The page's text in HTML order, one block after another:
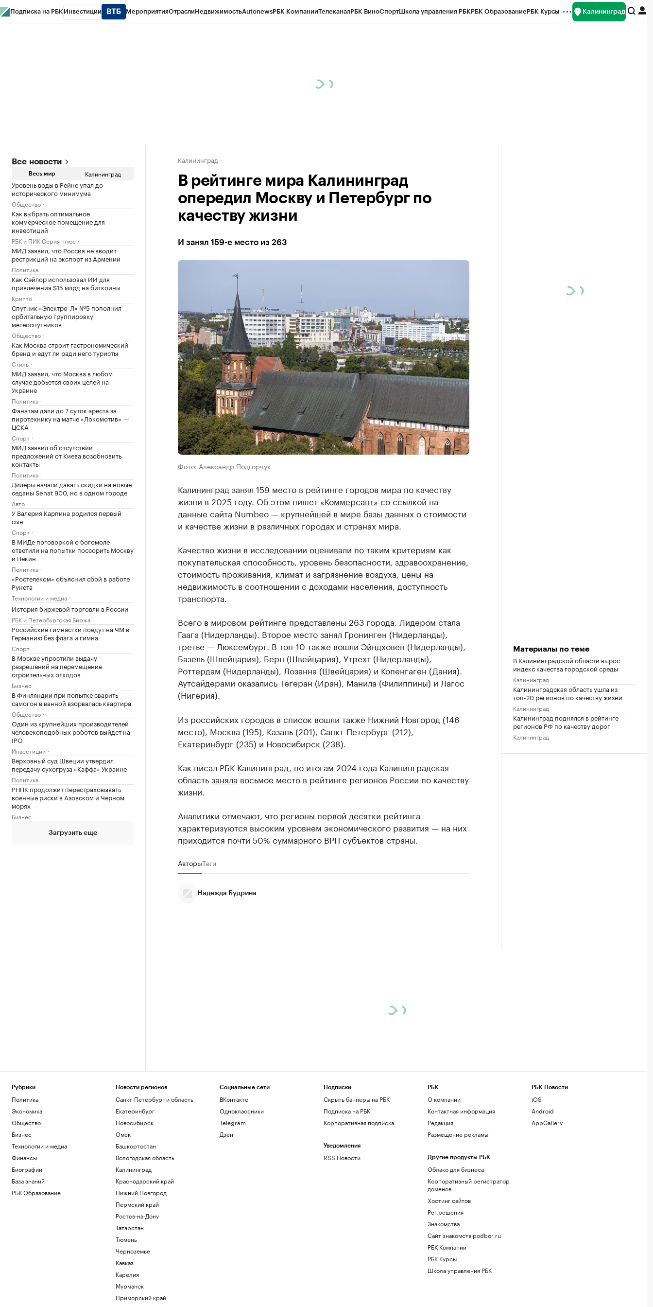
Подписка на РБК Инвестиции МероприятияОтраслиНедвижимостьAutonewsРБК КомпанииТелеканалРБК ВиноСпортШкола управления РБКРБК ОбразованиеРБК Курсы Калининград
Все новости
Весь мир Калининград
Уровень воды в Рейне упал до
исторического минимума
Общество
Как выбрать оптимальное
коммерческое помещение для
инвестиций
РБК и ПИК Серия плюс
МИД заявил, что Россия не вводит
рестрикций на экспорт из Армении
Политика
Как Сэйлор использовал ИИ для
привлечения $15 млрд на биткоины
Крипто
Спутник «Электро-Л» №5 пополнил
орбитальную группировку
метеоспутников
Общество
Как Москва строит гастрономический
бренд и едут ли ради него туристы
Стиль
МИД заявил, что Москва в любом
случае добьется своих целей на
Украине
Политика
Фанатам дали до 7 суток ареста за
пиротехнику на матче «Локомотив» —
ЦСКА
Спорт
МИД заявил об отсутствии
предложений от Киева возобновить
контакты
Политика
Дилеры начали давать скидки на новые
седаны Senat 900, но в одном городе
Авто
У Валерия Карпина родился первый
сын
Спорт
В МИДе поговоркой о богомоле
ответили на попытки поссорить Москву
и Пекин
Политика
«Ростелеком» объяснил сбой в работе
Рунета
Технологии и медиа
История биржевой торговли в России
РБК и Петербургская Биржа
Российские гимнастки поедут на ЧМ в
Германию без флага и гимна
Спорт
В Москве упростили выдачу
разрешений на перемещение
строительных отходов
Бизнес
В Финляндии при попытке сварить
самогон в ванной взорвалась квартира
Общество
Один из крупнейших производителей
человекоподобных роботов выйдет на
IPO
Инвестиции
Верховный суд Швеции утвердил
передачу сухогруза «Каффа» Украине
Политика
РНПК продолжит перестраховывать
военные риски в Азовском и Черном
морях
Бизнес
Загрузить еще
Калининград
В рейтинге мира Калининград
опередил Москву и Петербург по
качеству жизни
И занял 159-е место из 263
Фото: Александр Подгорчук
Калининград занял 159 место в рейтинге городов мира по качеству
жизни в 2025 году. Об этом пишет «Коммерсант» со ссылкой на
данные сайта Numbeo — крупнейшей в мире базы данных о стоимости
и качестве жизни в различных городах и странах мира.
Качество жизни в исследовании оценивали по таким критериям как
покупательская способность, уровень безопасности, здравоохранение,
стоимость проживания, климат и загрязнение воздуха, цены на
недвижимость в соотношении с доходами населения, доступность
транспорта.
Всего в мировом рейтинге представлены 263 города. Лидером стала
Гаага (Нидерланды). Второе место занял Гронинген (Нидерланды),
третье — Люксембург. В топ-10 также вошли Эйндховен (Нидерланды),
Базель (Швейцария), Берн (Швейцария), Утрехт (Нидерланды),
Роттердам (Нидерланды), Лозанна (Швейцария) и Копенгаген (Дания).
Аутсайдерами оказались Тегеран (Иран), Манила (Филиппины) и Лагос
(Нигерия).
Из российских городов в список вошли также Нижний Новгород (146
место), Москва (195), Казань (201), Санкт-Петербург (212),
Екатеринбург (235) и Новосибирск (238).
Как писал РБК Калининград, по итогам 2024 года Калининградская
областьзаняла восьмое место в рейтинге регионов России по качеству
жизни.
Аналитики отмечают, что регионы первой десятки рейтинга
характеризуются высоким уровнем экономического развития — на них
приходится почти 50% суммарного ВРП субъектов страны.
АвторыТеги
Надежда Будрина
Материалы по теме
В Калининградской области вырос
индекс качества городской среды
Калининград
Калининградская область ушла из
топ-20 регионов по качеству жизни
Калининград
Калининград поднялся в рейтинге
регионов РФ по качеству дорог
Калининград
Рубрики
Политика
Экономика
Общество
Бизнес
Технологии и медиа
Финансы
Биографии
База знаний
РБК Образование
Новости регионов
Санкт-Петербург и область
Екатеринбург
Новосибирск
Омск
Башкортостан
Вологодская область
Калининград
Краснодарский край
Нижний Новгород
Пермский край
Ростов-на-Дону
Татарстан
Тюмень
Черноземье
Кавказ
Карелия
Мурманск
Приморский край
Социальные сети
ВКонтакте
Одноклассники
Telegram
Дзен
Подписки
Скрыть баннеры на РБК
Подписка на РБК
Корпоративная подписка
Уведомления
RSS Новости
РБК
О компании
Контактная информация
Редакция
Размещение рекламы
Другие продукты РБК
Облако для бизнеса
Корпоративный регистратор
доменов
Хостинг сайтов
Рег.решения
Знакомства
Сайт знакомств podbor.ru
РБК Компании
РБК Курсы
Школа управления РБК
РБК Новости
iOS
Android
AppGallery